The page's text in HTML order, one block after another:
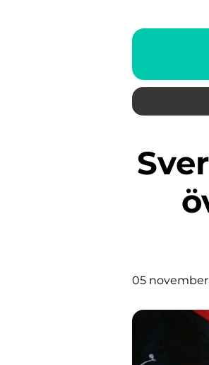
Sverige innebandy damer – en
05 november